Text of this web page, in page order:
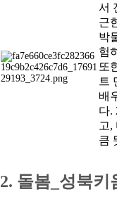
살아있는 역사교육
학년별 추천기행
사회적기업
사업실적
소식
서
근
박
험
또
트
배
다.
고,
큼
2. 돌봄_성북키